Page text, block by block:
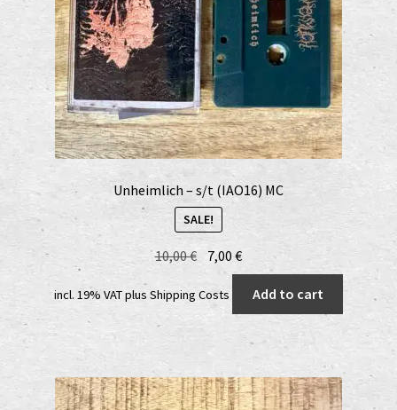
Unheimlich – s/t (IAO16) MC
SALE!
10,00€ Original
price
was:
7,00€Current
price
is:
incl. 19% VATplus Shipping Costs Add to cart